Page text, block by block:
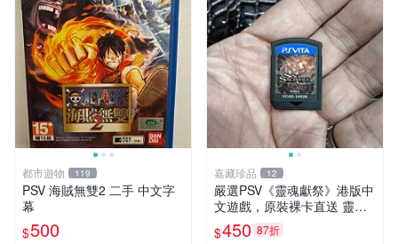
都市遊物 119
PSV 海賊無雙2 二手 中文字
幕
$500
嘉藏珍品 12
嚴選PSV《靈魂獻祭》港版中
文遊戲，原裝裸卡直送 靈魂
獻祭 PSV 游戲 卡帶
$450 87折